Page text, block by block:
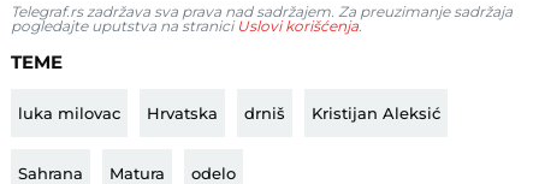
Telegraf.rs zadržava sva prava nad sadržajem. Za preuzimanje sadržaja
pogledajte uputstva na stranici Uslovi korišćenja.
TEME
luka milovac Hrvatska drniš Kristijan Aleksić
Sahrana Matura odelo